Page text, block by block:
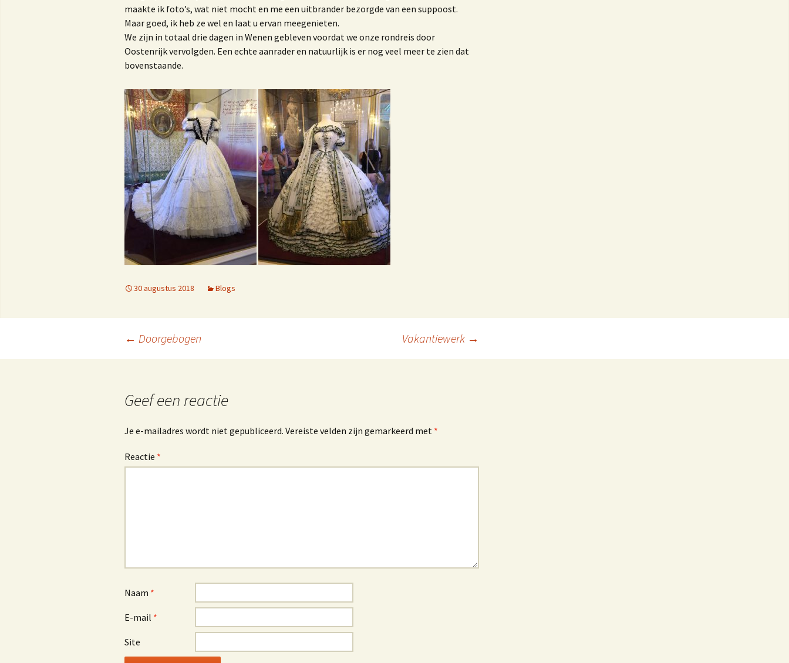
Kruisbestuiving tussen
Kunst & Poezië
Blogbundel
100 jaar trouwen in het
Westland
Verhalen
We benne samen een
Herinneringen aan de
druivenkrentteelt
Onze reis naar Israel
De zee, het strand, de
rand van Westland
Het Westlandboek;
Mensen om mij heen
maakte ik foto’s, wat niet mocht en me een uitbrander bezorgde van een suppoost.
Maar goed, ik heb ze wel en laat u ervan meegenieten.
We zijn in totaal drie dagen in Wenen gebleven voordat we onze rondreis door
Oostenrijk vervolgden. Een echte aanrader en natuurlijk is er nog veel meer te zien dat
bovenstaande.
30 augustus 2018 Blogs
Berichtnavigatie
← Doorgebogen Vakantiewerk →
Geef een reactie
Je e-mailadres wordt niet gepubliceerd. Vereiste velden zijn gemarkeerd met *
Reactie *
Naam *
E-mail *
Site